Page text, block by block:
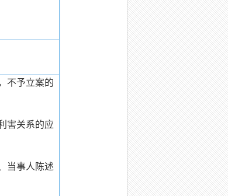
不予立案的
害关系的应
当事人陈述